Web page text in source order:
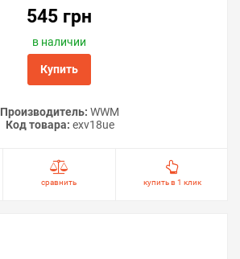
545 грн
в наличии
Купить
Производитель: WWM
Код товара: exv18ue
сравнить купить в 1 клик